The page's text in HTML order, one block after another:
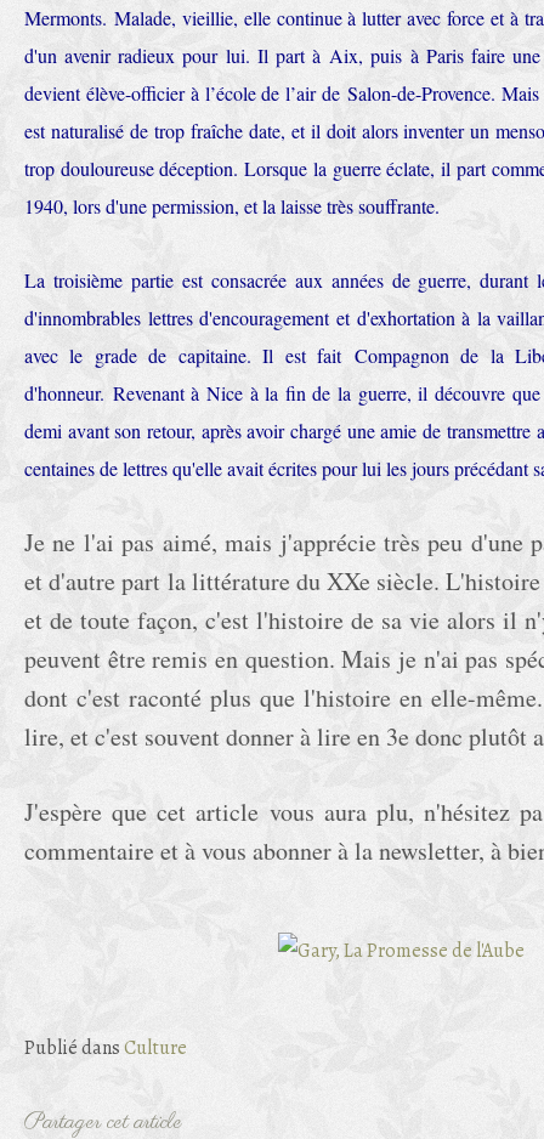
Mermonts. Malade, vieillie, elle continue à lutter avec force et à
d'un avenir radieux pour lui. Il part à Aix, puis à Paris faire
devient élève-officier à l’école de l’air de Salon-de-Provence.
est naturalisé de trop fraîche date, et il doit alors inventer un
trop douloureuse déception. Lorsque la guerre éclate, il part
1940, lors d'une permission, et la laisse très souffrante.
La troisième partie est consacrée aux années de guerre, durant
d'innombrables lettres d'encouragement et d'exhortation à la
avec le grade de capitaine. Il est fait Compagnon de la
d'honneur. Revenant à Nice à la fin de la guerre, il découvre
demi avant son retour, après avoir chargé une amie de transmettre
centaines de lettres qu'elle avait écrites pour lui les jours précédant
Je ne l'ai pas aimé, mais j'apprécie très peu d'une
et d'autre part la littérature du XXe siècle.
et de toute façon, c'est l'histoire de sa vie alors il
peuvent être remis en question. Mais je n'ai pas
dont c'est raconté plus que l'histoire en elle-
lire, et c'est souvent donner à lire en 3e donc plutôt
J'espère que cet article vous aura plu, n'hésitez
commentaire et à vous abonner à la newsletter, à
Publié dansCulture
Partager cet article